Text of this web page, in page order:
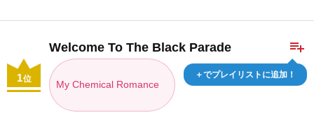
playlist_add
＋でプレイリストに追加！
Welcome To The Black Parade
My Chemical Romance
1位